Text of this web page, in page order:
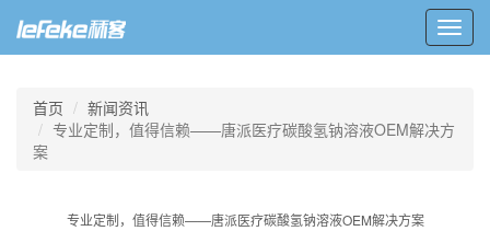
首页
新闻资讯
专业定制，值得信赖——唐派医疗碳酸氢钠溶液OEM解决方
案
专业定制，值得信赖——唐派医疗碳酸氢钠溶液OEM解决方案